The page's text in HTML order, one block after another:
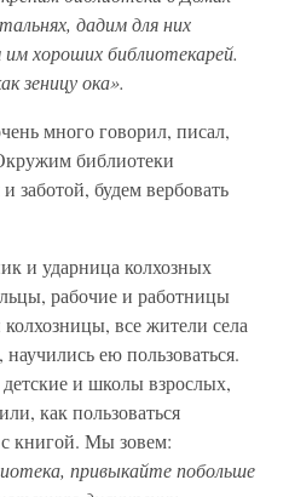
дадим для них
хороших библиотекарей.
зеницу ока».
много говорил, писал,
библиотеки
будем вербовать
и ударница колхозных
рабочие и работницы
все жители села
ею пользоваться.
и школы взрослых,
как пользоваться
с книгой. Мы зовем:
привыкайте побольше